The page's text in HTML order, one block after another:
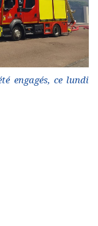
engagés, ce lundi